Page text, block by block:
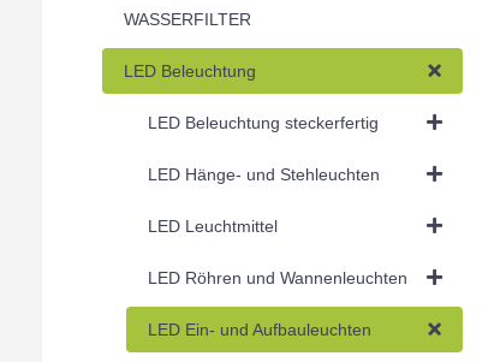
WASSERFILTER
LED Beleuchtung
LED Beleuchtung steckerfertig
LED Hänge- und Stehleuchten
LED Leuchtmittel
LED Röhren und Wannenleuchten
LED Ein- und Aufbauleuchten